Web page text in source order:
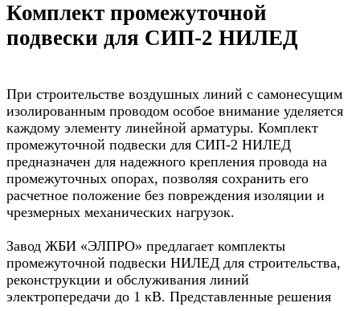
Комплект промежуточной
подвески для СИП-2 НИЛЕД
При строительстве воздушных линий с самонесущим
изолированным проводом особое внимание уделяется
каждому элементу линейной арматуры. Комплект
промежуточной подвески для СИП-2 НИЛЕД
предназначен для надежного крепления провода на
промежуточных опорах, позволяя сохранить его
расчетное положение без повреждения изоляции и
чрезмерных механических нагрузок.
Завод ЖБИ «ЭЛПРО» предлагает комплекты
промежуточной подвески НИЛЕД для строительства,
реконструкции и обслуживания линий
электропередачи до 1 кВ. Представленные решения